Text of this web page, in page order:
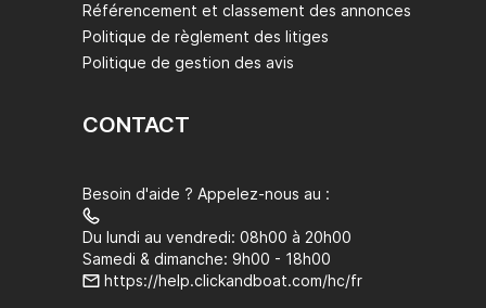
Référencement et classement des annonces
Politique de règlement des litiges
Politique de gestion des avis
CONTACT
Besoin d'aide ? Appelez-nous au :
Du lundi au vendredi: 08h00 à 20h00
Samedi & dimanche: 9h00 - 18h00
https://help.clickandboat.com/hc/fr